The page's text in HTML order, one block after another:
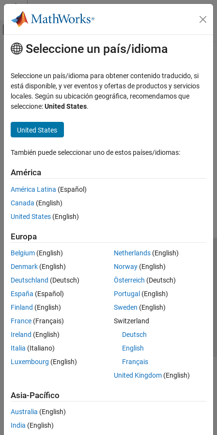
Saltar al contenido
Mostrar/ocultar menú de navegación
Inicio de Documentación
Contenido principal
¿Qué tan útil fue esta traducción?
Seleccione un país/idioma
Seleccione un país/idioma para obtener contenido traducido, si
está disponible, y ver eventos y ofertas de productos y servicios
locales. Según su ubicación geográfica, recomendamos que
seleccione:United States.
United States
También puede seleccionar uno de estos países/idiomas:
América
América Latina (Español)
Canada (English)
United States (English)
Europa
Belgium (English)
Denmark (English)
Deutschland (Deutsch)
España (Español)
Finland (English)
France (Français)
Ireland (English)
Italia (Italiano)
Luxembourg (English)
Netherlands(English)
Norway(English)
Österreich (Deutsch)
Portugal (English)
Sweden (English)
Switzerland
Deutsch
English
Français
United Kingdom(English)
Asia-Pacífico
Australia (English)
India (English)
Centro de confianza
Marcas comerciales
Política de privacidad
Antipiratería
Estado de las aplicaciones
Información de contacto
© 1994-2026 The MathWorks, Inc.